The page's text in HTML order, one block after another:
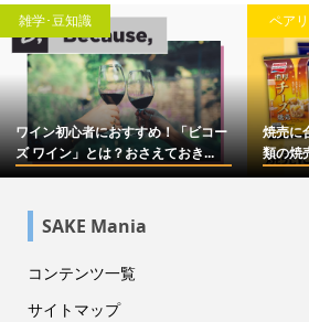
雑学･豆知識
ワイン初心者におすすめ！「ビコー
ズ ワイン」とは？おさえておき...
ペア
焼売に
類の焼
SAKE Mania
コンテンツ一覧
サイトマップ